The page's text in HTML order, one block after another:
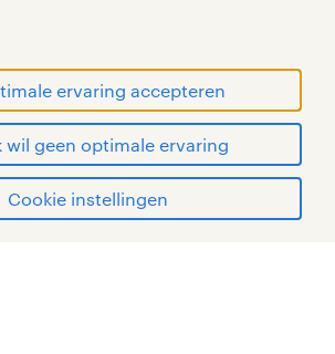
ervaring accepteren
wil geen optimale ervaring
Cookie instellingen